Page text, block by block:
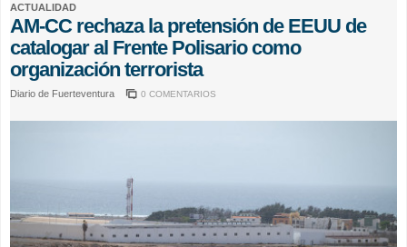
ACTUALIDAD
AM-CC rechaza la pretensión de EEUU de
catalogar al Frente Polisario como
organización terrorista
Diario de Fuerteventura 0 COMENTARIOS